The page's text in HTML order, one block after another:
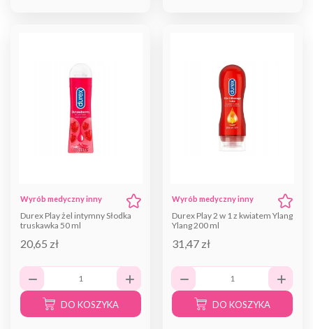
Wyrób medyczny inny
Durex Play żel intymny Słodka
truskawka 50 ml
20,65 zł
DO KOSZYKA
Wyrób medyczny inny
Durex Play 2 w 1 z kwiatem Ylang
Ylang 200 ml
31,47 zł
DO KOSZYKA